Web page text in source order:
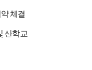
체결
산학교